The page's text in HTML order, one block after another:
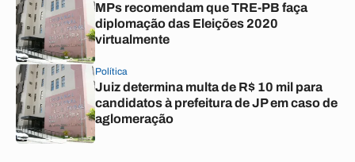
MPs recomendam que TRE-PB faça
diplomação das Eleições 2020
virtualmente
Política
Juiz determina multa de R$ 10 mil para
candidatos à prefeitura de JP em caso de
aglomeração